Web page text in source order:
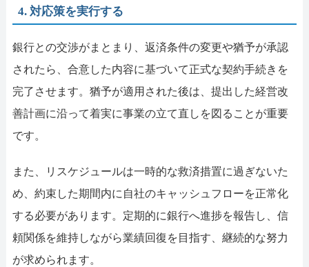
4. 対応策を実行する
銀行との交渉がまとまり、返済条件の変更や猶予が承認
されたら、合意した内容に基づいて正式な契約手続きを
完了させます。猶予が適用された後は、提出した経営改
善計画に沿って着実に事業の立て直しを図ることが重要
です。
また、リスケジュールは一時的な救済措置に過ぎないた
め、約束した期間内に自社のキャッシュフローを正常化
する必要があります。定期的に銀行へ進捗を報告し、信
頼関係を維持しながら業績回復を目指す、継続的な努力
が求められます。